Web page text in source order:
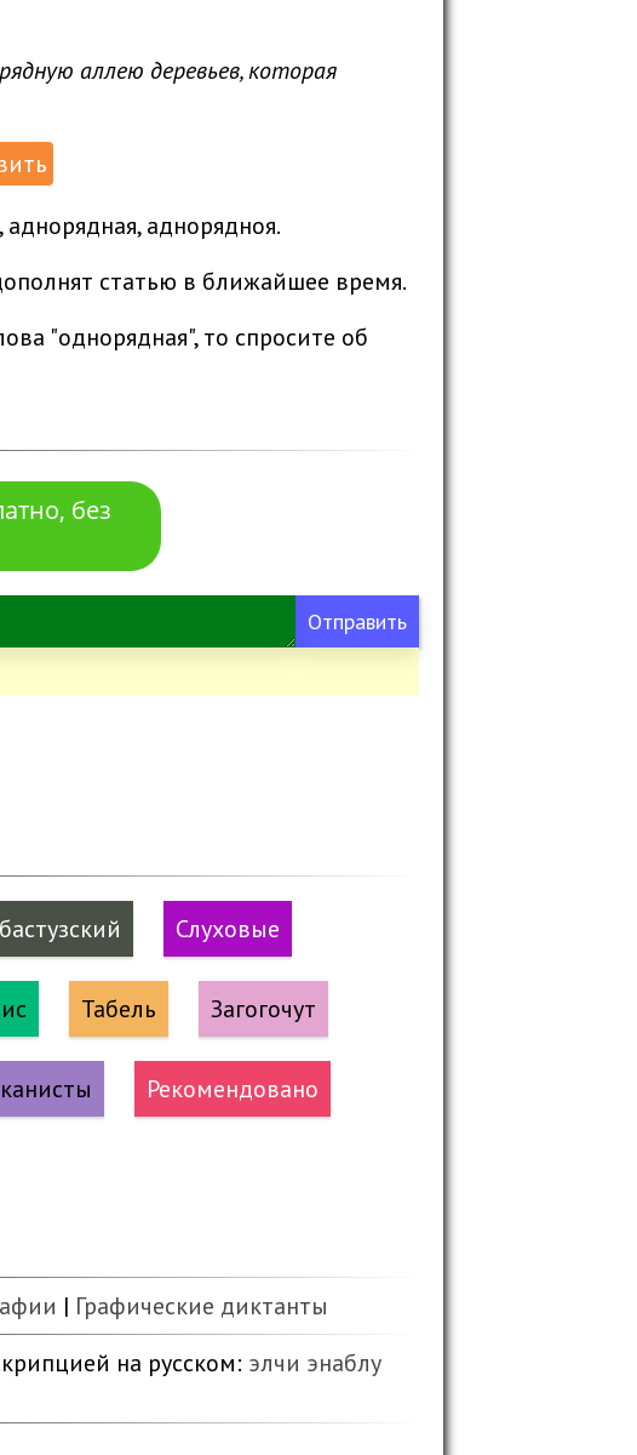
аллею деревьев, которая
аднорядноя.
статью в ближайшее время.
"однорядная", то спросите об
без
Отправить
Слуховые
Табель Загогочут
Рекомендовано
| Графические диктанты
на русском: элчи энаблу